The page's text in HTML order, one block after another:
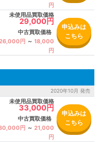
円
未使用品買取価格
29,000円
中古買取価格
26,000円 ～ 18,000
円
申込みは
こちら
2020年10月 発売
未使用品買取価格
33,000円
中古買取価格
円 ～ 21,000
円
申込みは
こちら